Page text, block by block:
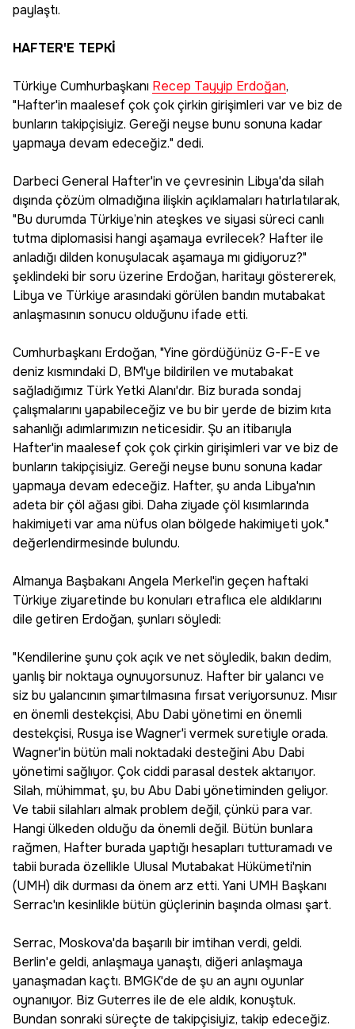
paylaştı.
HAFTER'E TEPKİ
Türkiye Cumhurbaşkanı Recep Tayyip Erdoğan,
"Hafter'in maalesef çok çok çirkin girişimleri var ve biz de
bunların takipçisiyiz. Gereği neyse bunu sonuna kadar
yapmaya devam edeceğiz." dedi.
Darbeci General Hafter'in ve çevresinin Libya'da silah
dışında çözüm olmadığına ilişkin açıklamaları hatırlatılarak,
"Bu durumda Türkiye’nin ateşkes ve siyasi süreci canlı
tutma diplomasisi hangi aşamaya evrilecek? Hafter ile
anladığı dilden konuşulacak aşamaya mı gidiyoruz?"
şeklindeki bir soru üzerine Erdoğan, haritayı göstererek,
Libya ve Türkiye arasındaki görülen bandın mutabakat
anlaşmasının sonucu olduğunu ifade etti.
Cumhurbaşkanı Erdoğan, "Yine gördüğünüz G-F-E ve
deniz kısmındaki D, BM'ye bildirilen ve mutabakat
sağladığımız Türk Yetki Alanı'dır. Biz burada sondaj
çalışmalarını yapabileceğiz ve bu bir yerde de bizim kıta
sahanlığı adımlarımızın neticesidir. Şu an itibarıyla
Hafter'in maalesef çok çok çirkin girişimleri var ve biz de
bunların takipçisiyiz. Gereği neyse bunu sonuna kadar
yapmaya devam edeceğiz. Hafter, şu anda Libya'nın
adeta bir çöl ağası gibi. Daha ziyade çöl kısımlarında
hakimiyeti var ama nüfus olan bölgede hakimiyeti yok."
değerlendirmesinde bulundu.
Almanya Başbakanı Angela Merkel'in geçen haftaki
Türkiye ziyaretinde bu konuları etraflıca ele aldıklarını
dile getiren Erdoğan, şunları söyledi:
"Kendilerine şunu çok açık ve net söyledik, bakın dedim,
yanlış bir noktaya oynuyorsunuz. Hafter bir yalancı ve
siz bu yalancının şımartılmasına fırsat veriyorsunuz. Mısır
en önemli destekçisi, Abu Dabi yönetimi en önemli
destekçisi, Rusya ise Wagner'i vermek suretiyle orada.
Wagner'in bütün mali noktadaki desteğini Abu Dabi
yönetimi sağlıyor. Çok ciddi parasal destek aktarıyor.
Silah, mühimmat, şu, bu Abu Dabi yönetiminden geliyor.
Ve tabii silahları almak problem değil, çünkü para var.
Hangi ülkeden olduğu da önemli değil. Bütün bunlara
rağmen, Hafter burada yaptığı hesapları tutturamadı ve
tabii burada özellikle Ulusal Mutabakat Hükümeti'nin
(UMH) dik durması da önem arz etti. Yani UMH Başkanı
Serrac'ın kesinlikle bütün güçlerinin başında olması şart.
Serrac, Moskova'da başarılı bir imtihan verdi, geldi.
Berlin'e geldi, anlaşmaya yanaştı, diğeri anlaşmaya
yanaşmadan kaçtı. BMGK'de de şu an aynı oyunlar
oynanıyor. Biz Guterres ile de ele aldık, konuştuk.
Bundan sonraki süreçte de takipçisiyiz, takip edeceğiz.